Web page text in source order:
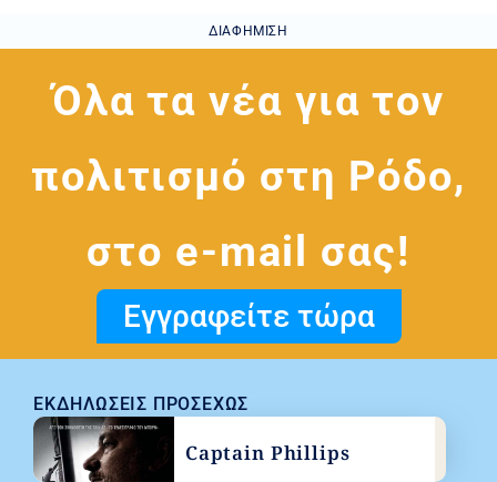
ΔΙΑΦΉΜΙΣΗ
Όλα τα νέα για τον
πολιτισμό στη Ρόδο,
στο e-mail σας!
Εγγραφείτε τώρα
ΕΚΔΗΛΏΣΕΙΣ ΠΡΟΣΕΧΏΣ
Captain Phillips